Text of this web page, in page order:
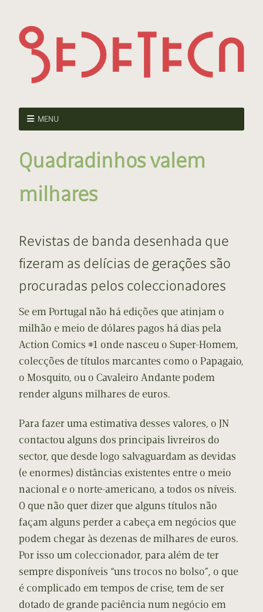
MENU
Quadradinhos valem
milhares
Revistas de banda desenhada que
fizeram as delícias de gerações são
procuradas pelos coleccionadores
Se em Portugal não há edições que atinjam o
milhão e meio de dólares pagos há dias pela
Action Comics #1 onde nasceu o Super-Homem,
colecções de títulos marcantes como o Papagaio,
o Mosquito, ou o Cavaleiro Andante podem
render alguns milhares de euros.
Para fazer uma estimativa desses valores, o JN
contactou alguns dos principais livreiros do
sector, que desde logo salvaguardam as devidas
(e enormes) distâncias existentes entre o meio
nacional e o norte-americano, a todos os níveis.
O que não quer dizer que alguns títulos não
façam alguns perder a cabeça em negócios que
podem chegar às dezenas de milhares de euros.
Por isso um coleccionador, para além de ter
sempre disponíveis “uns trocos no bolso”, o que
é complicado em tempos de crise, tem de ser
dotado de grande paciência num negócio em